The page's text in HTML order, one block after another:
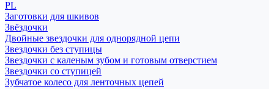
PL
Заготовки для шкивов
Звёздочки
Двойные звездочки для однорядной цепи
Звездочки без ступицы
Звездочки с каленым зубом и готовым отверстием
Звездочки со ступицей
Зубчатое колесо для ленточных цепей